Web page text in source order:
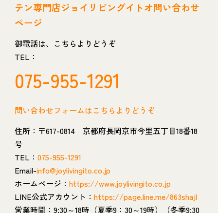
テン専門店ジョイリビングイトオ問い合わせ
ページ
御電話は、こちらよりどうぞ
TEL：
075-955-1291
問い合わせフォームはこちらよりどうぞ
住所：〒617-0814 京都府長岡京市今里五丁目18番18
号
TEL： 075-955-1291
Email-info@joylivingito.co.jp
ホームページ： https://www.joylivingito.co.jp
LINE公式アカウント： https://page.line.me/863shajl
営業時間：9:30～18時（夏季9：30～19時）（冬季9:30